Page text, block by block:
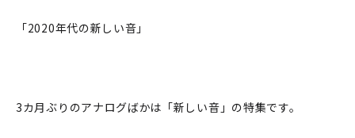
「2020年代の新しい音」
3カ月ぶりのアナログばかは「新しい音」の特集です。